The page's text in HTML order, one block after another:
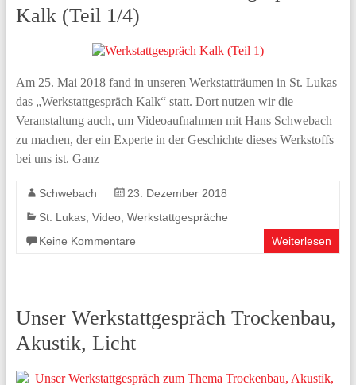
Kalk (Teil 1/4)
Am 25. Mai 2018 fand in unseren Werkstatträumen in St. Lukas
das „Werkstattgespräch Kalk“ statt. Dort nutzen wir die
Veranstaltung auch, um Videoaufnahmen mit Hans Schwebach
zu machen, der ein Experte in der Geschichte dieses Werkstoffs
bei uns ist. Ganz
Schwebach
23. Dezember 2018
St. Lukas, Video, Werkstattgespräche
Keine Kommentare
Weiterlesen
Unser Werkstattgespräch Trockenbau,
Akustik, Licht